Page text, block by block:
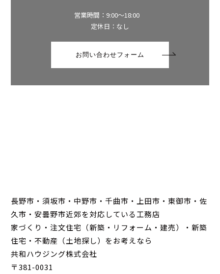
営業時間：9:00～18:00
定休日：なし
お問い合わせフォーム
長野市・須坂市・中野市・千曲市・上田市・東御市・佐
久市・安曇野市近郊を対応している工務店
家づくり・注文住宅（新築・リフォーム・建売）・新築
住宅・不動産（土地探し）をお考えなら
共和ハウジング株式会社
〒381-0031